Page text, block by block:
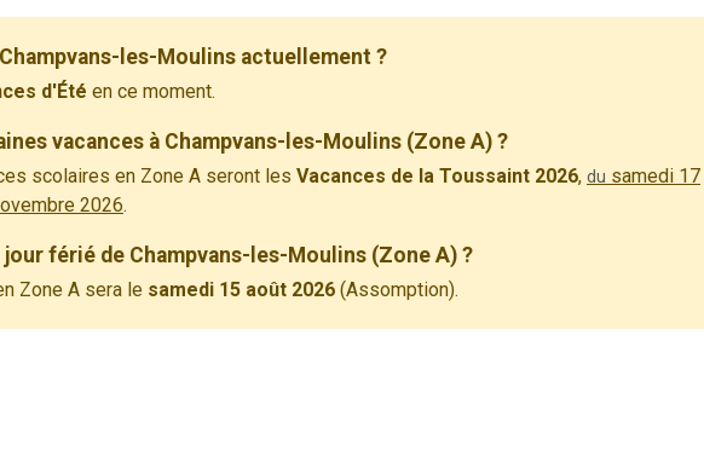
les-Moulins actuellement ?
d'Été en ce moment.
vacances à Champvans-les-Moulins (Zone A) ?
scolaires en Zone A seront les Vacances de la Toussaint 2026, du samedi 17
2026.
férié de Champvans-les-Moulins (Zone A) ?
Zone A sera le samedi 15 août 2026 (Assomption).